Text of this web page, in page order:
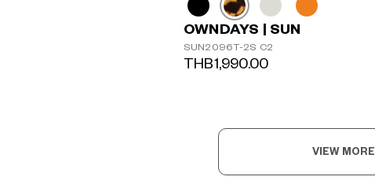
OWNDAYS | SUN
SUN2096T-2S C2
THB1,990.00
VIEW MORE